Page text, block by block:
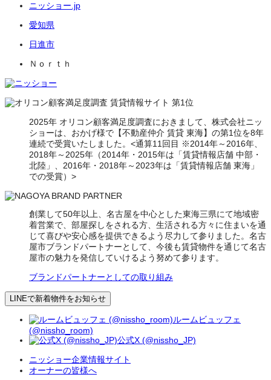
ニッショー.jp
愛知県
日進市
Ｎｏｒｔｈ
2025年 オリコン顧客満足度調査におきまして、株式会社ニッ
ショーは、おかげ様で【不動産仲介 賃貸 東海】の第1位を8年
連続で受賞いたしました。<通算11回目 ※2014年～2016年、
2018年～2025年（2014年・2015年は「賃貸情報店舗 中部・
北陸」、2016年・2018年～2023年は「賃貸情報店舗 東海」
での受賞）>
創業して50年以上、名古屋を中心とした東海三県にて地域密
着営業で、部屋探しをされる方、生活される方々に住まいを通
じて喜びや安心感を提供できるよう尽力して参りました。名古
屋市ブランドパートナーとして、今後も賃貸物件を通じて名古
屋市の魅力を発信していけるよう努めて参ります。
ブランドパートナーとしての取り組み
LINEで新着物件をお知らせ
ルームビュッフェ
(@nissho_room)
公式X (@nissho_JP)
ニッショー企業情報サイト
オーナーの皆様へ